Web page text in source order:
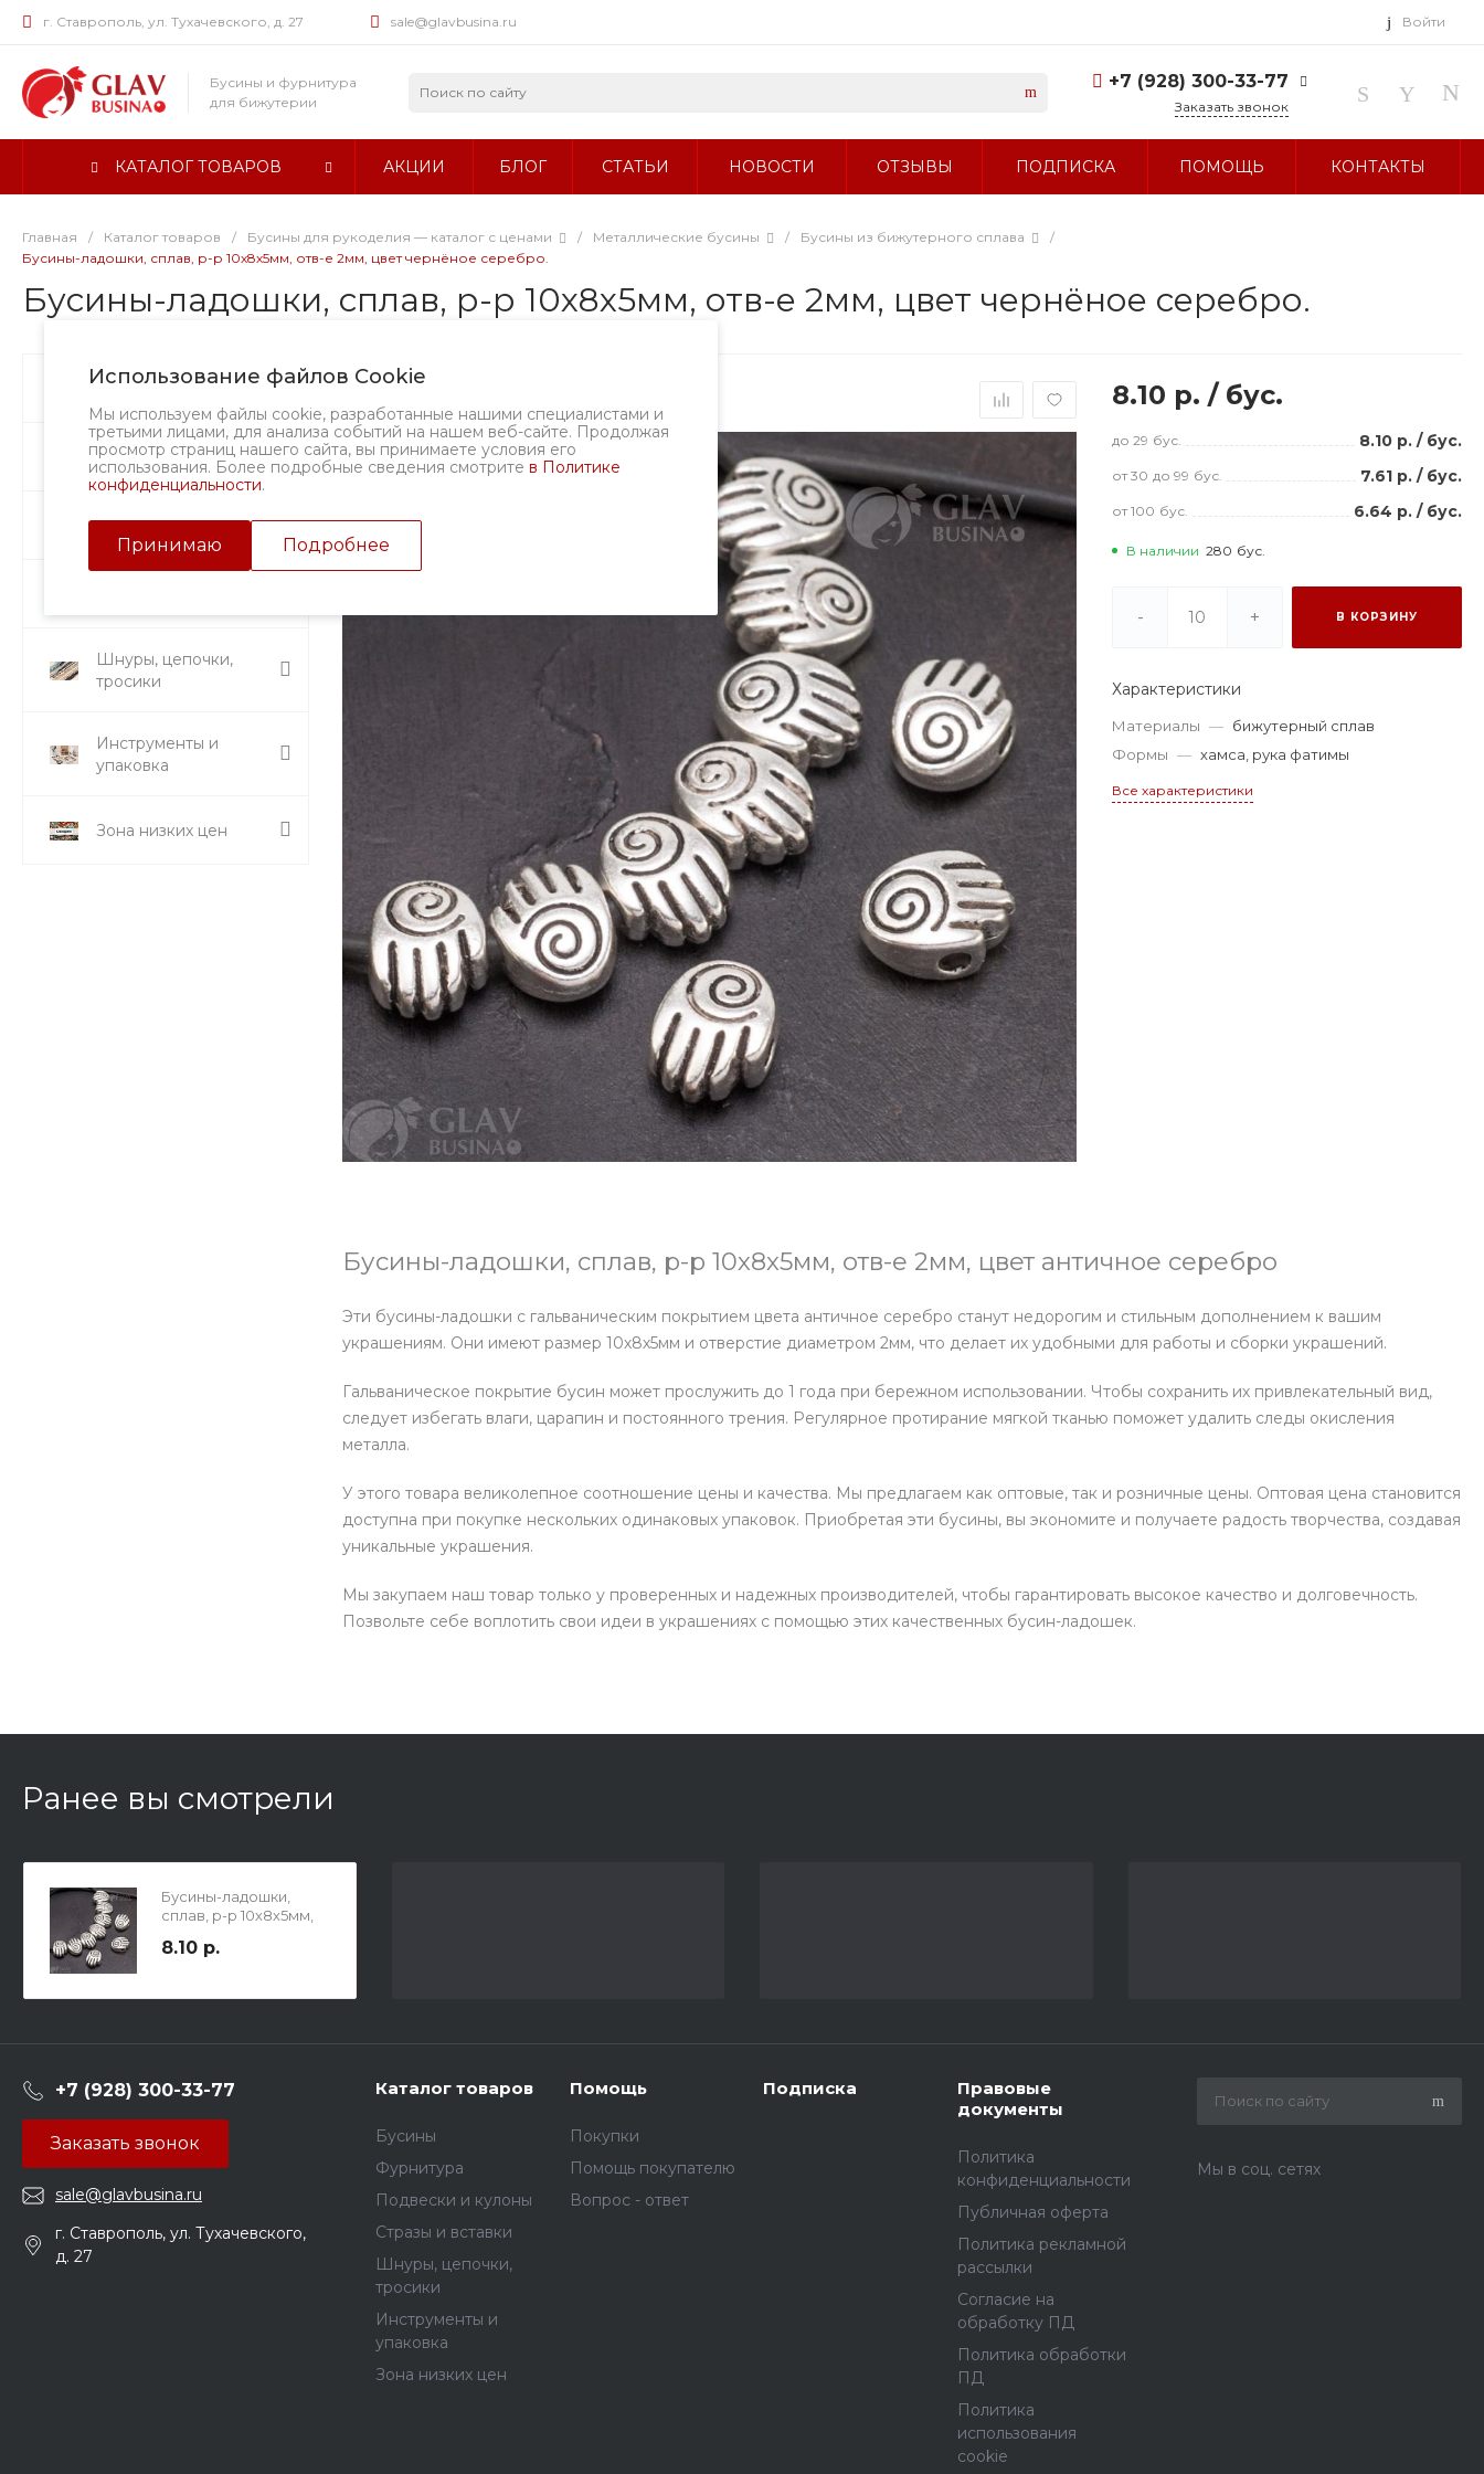
г. Ставрополь, ул. Тухачевского, д. 27 sale@glavbusina.ru Войти
Бусины и фурнитура
для бижутерии
+7 (928) 300-33-77
г. Ставрополь, ул.
Заказать звонок
КАТАЛОГ ТОВАРОВ АКЦИИ БЛОГ СТАТЬИ НОВОСТИ ОТЗЫВЫ ПОДПИСКА ПОМОЩЬ КОНТАКТЫ
Главная / Каталог товаров / Бусины для рукоделия — каталог с ценами / Металлические бусины / Бусины из бижутерного сплава
/
Бусины-ладошки, сплав, р-р 10х8х5мм, отв-е 2мм, цвет чернёное серебро.
Бусины-ладошки, сплав, р-р 10х8х5мм, отв-е 2мм, цвет чернёное серебро.
Использование файлов Cookie
Мы используем файлы cookie, разработанные нашими специалистами и
третьими лицами, для анализа событий на нашем веб-сайте. Продолжая
просмотр страниц нашего сайта, вы принимаете условия его
использования. Более подробные сведения смотрите в Политике
конфиденциальности.
Принимаю Подробнее
Бусины
Фурнитура
Подвески и кулоны
Шнуры, цепочки,
тросики
Инструменты и
упаковка
Зона низких цен
8.10 р./ бус.
до 29 бус. 8.10 р. / бус.
от 30 до 99 бус. 7.61 р. / бус.
от 100 бус. 6.64 р. / бус.
В наличии 280 бус.
- + В КОРЗИНУ
Характеристики
Материалы — бижутерный сплав
Формы — хамса, рука фатимы
Все характеристики
Бусины-ладошки, сплав, р-р 10х8х5мм, отв-е 2мм, цвет античное серебро
Эти бусины-ладошки с гальваническим покрытием цвета античное серебро станут недорогим и стильным дополнением к вашим
украшениям. Они имеют размер 10х8х5мм и отверстие диаметром 2мм, что делает их удобными для работы и сборки украшений.
Гальваническое покрытие бусин может прослужить до 1 года при бережном использовании. Чтобы сохранить их привлекательный вид,
следует избегать влаги, царапин и постоянного трения. Регулярное протирание мягкой тканью поможет удалить следы окисления
металла.
У этого товара великолепное соотношение цены и качества. Мы предлагаем как оптовые, так и розничные цены. Оптовая цена становится
доступна при покупке нескольких одинаковых упаковок. Приобретая эти бусины, вы экономите и получаете радость творчества, создавая
уникальные украшения.
Мы закупаем наш товар только у проверенных и надежных производителей, чтобы гарантировать высокое качество и долговечность.
Позвольте себе воплотить свои идеи в украшениях с помощью этих качественных бусин-ладошек.
Ранее вы смотрели
Бусины-ладошки,
сплав, р-р 10х8х5мм,
чернёное серебро.
8.10 р.
+7 (928) 300-33-77
Заказать звонок
sale@glavbusina.ru
г. Ставрополь, ул. Тухачевского,
д. 27
Каталог товаров
Бусины
Фурнитура
Подвески и кулоны
Стразы и вставки
Шнуры, цепочки,
тросики
Инструменты и
упаковка
Зона низких цен
Помощь
Покупки
Помощь покупателю
Вопрос - ответ
Подписка
Правовые
документы
Политика
конфиденциальности
Публичная оферта
Политика рекламной
рассылки
Согласие на
обработку ПД
Политика обработки
ПД
Политика
использования
cookie
Мы в соц. сетях